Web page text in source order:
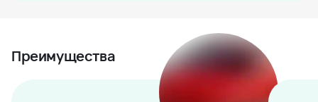
Преимущества